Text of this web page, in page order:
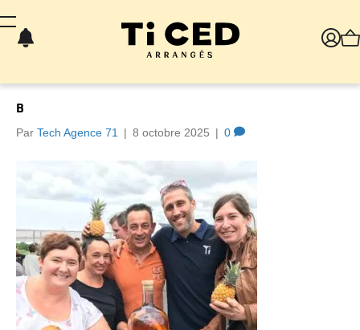
B
Par Tech Agence 71 | 8 octobre 2025 | 0